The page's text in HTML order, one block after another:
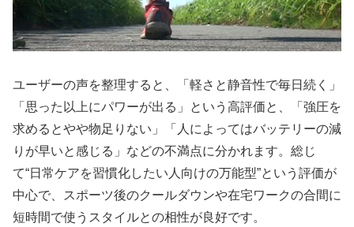
ユーザーの声を整理すると、「軽さと静音性で毎日続く」
「思った以上にパワーが出る」という高評価と、「強圧を
求めるとやや物足りない」「人によってはバッテリーの減
りが早いと感じる」などの不満点に分かれます。総じ
て“日常ケアを習慣化したい人向けの万能型”という評価が
中心で、スポーツ後のクールダウンや在宅ワークの合間に
短時間で使うスタイルとの相性が良好です。